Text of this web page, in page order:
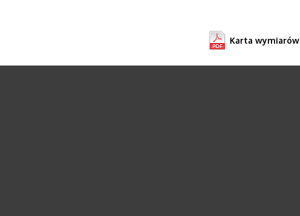
Karta wymiarów